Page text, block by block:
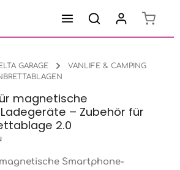
GARAGE
VANLIFE & CAMPING
magnetische
– Zubehör für
2.0
Smartphone-